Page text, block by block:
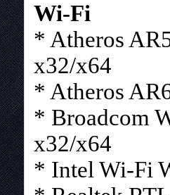
Wi-Fi
* Atheros
x32/x64
* Atheros
* Broadcom
x32/x64
* Intel Wi-Fi